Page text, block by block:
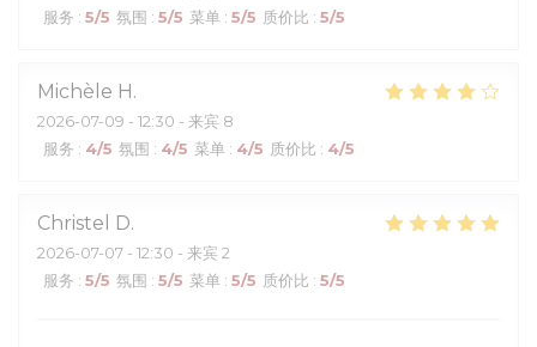
服务 : 5/5 氛围 : 5/5 菜单 : 5/5 质价比 : 5/5
Michèle H
2026-07-09 - 12:30 - 来宾 8
服务 : 4/5 氛围 : 4/5 菜单 : 4/5 质价比 : 4/5
Christel D
2026-07-07 - 12:30 - 来宾 2
服务 : 5/5 氛围 : 5/5 菜单 : 5/5 质价比 : 5/5